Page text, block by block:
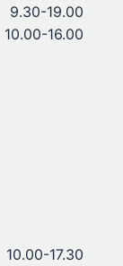
9.30-19.00
10.00-16.00
10.00-17.30